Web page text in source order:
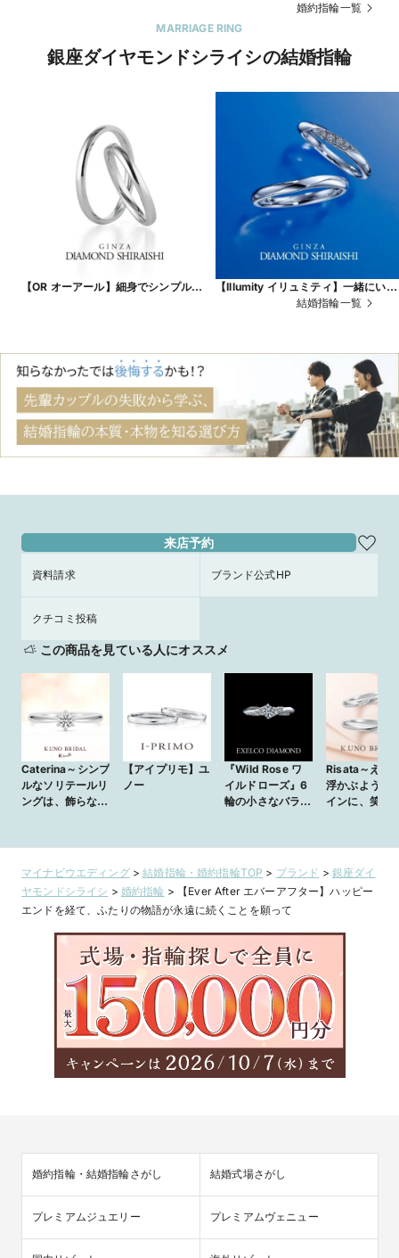
婚約指輪一覧
MARRIAGE RING
銀座ダイヤモンドシライシの結婚指輪
【OR オーアール】細身でシンプルな
【Illumity イリュミティ】一緒にいる
と、もっと輝くふたりの未来。
結婚指輪一覧
来店予約
資料請求 ブランド公式HP
クチコミ投稿
この商品を見ている人にオススメ
Caterina～シンプ
ルなソリテールリ
ングは、飾らない
【アイプリモ】ユ
ノー
『Wild Rose ワ
イルドローズ』6
輪の小さなバラの
上で咲き誇るリン
グ
Risata～えく
浮かぶような
インに、笑顔
マイナビウエディング>結婚指輪・婚約指輪TOP > ブランド > 銀座ダイ
ヤモンドシライシ > 婚約指輪 >
【Ever After エバーアフター】ハッピー
エンドを経て、ふたりの物語が永遠に続くことを願って
婚約指輪・結婚指輪さがし 結婚式場さがし
プレミアムジュエリー プレミアムヴェニュー